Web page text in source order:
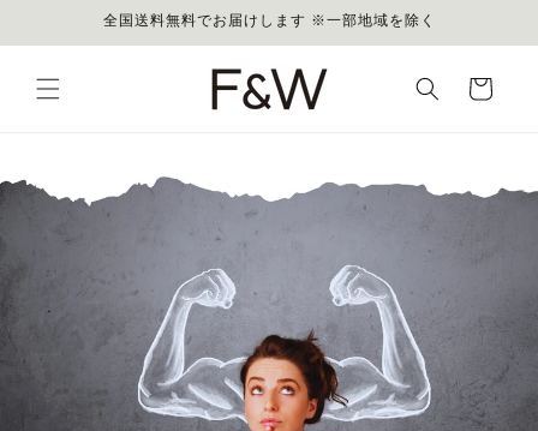
進む
全国送料無料でお届けします ※一部地域を除く
ー